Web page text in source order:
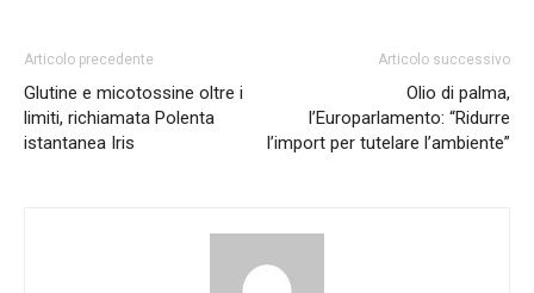
Articolo precedente
Glutine e micotossine oltre i
limiti, richiamata Polenta
istantanea Iris
Articolo successivo
Olio di palma,
l’Europarlamento: “Ridurre
l’import per tutelare l’ambiente”